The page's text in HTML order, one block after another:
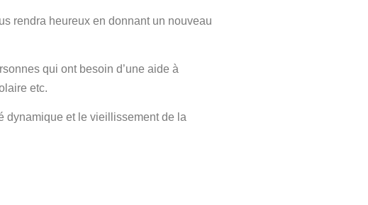
rendra heureux en donnant un nouveau
qui ont besoin d’une aide à
etc.
dynamique et le vieillissement de la